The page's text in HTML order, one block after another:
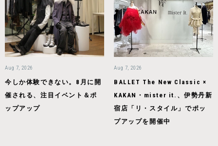
Aug 7, 2026
今しか体験できない。8月に開
催される、注目イベント＆ポ
ップアップ
Aug 7, 2026
BALLET The New Classic ×
KAKAN・mister it.、伊勢丹新
宿店「リ・スタイル」でポッ
プアップを開催中